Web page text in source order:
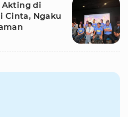
Akting di
Cinta, Ngaku